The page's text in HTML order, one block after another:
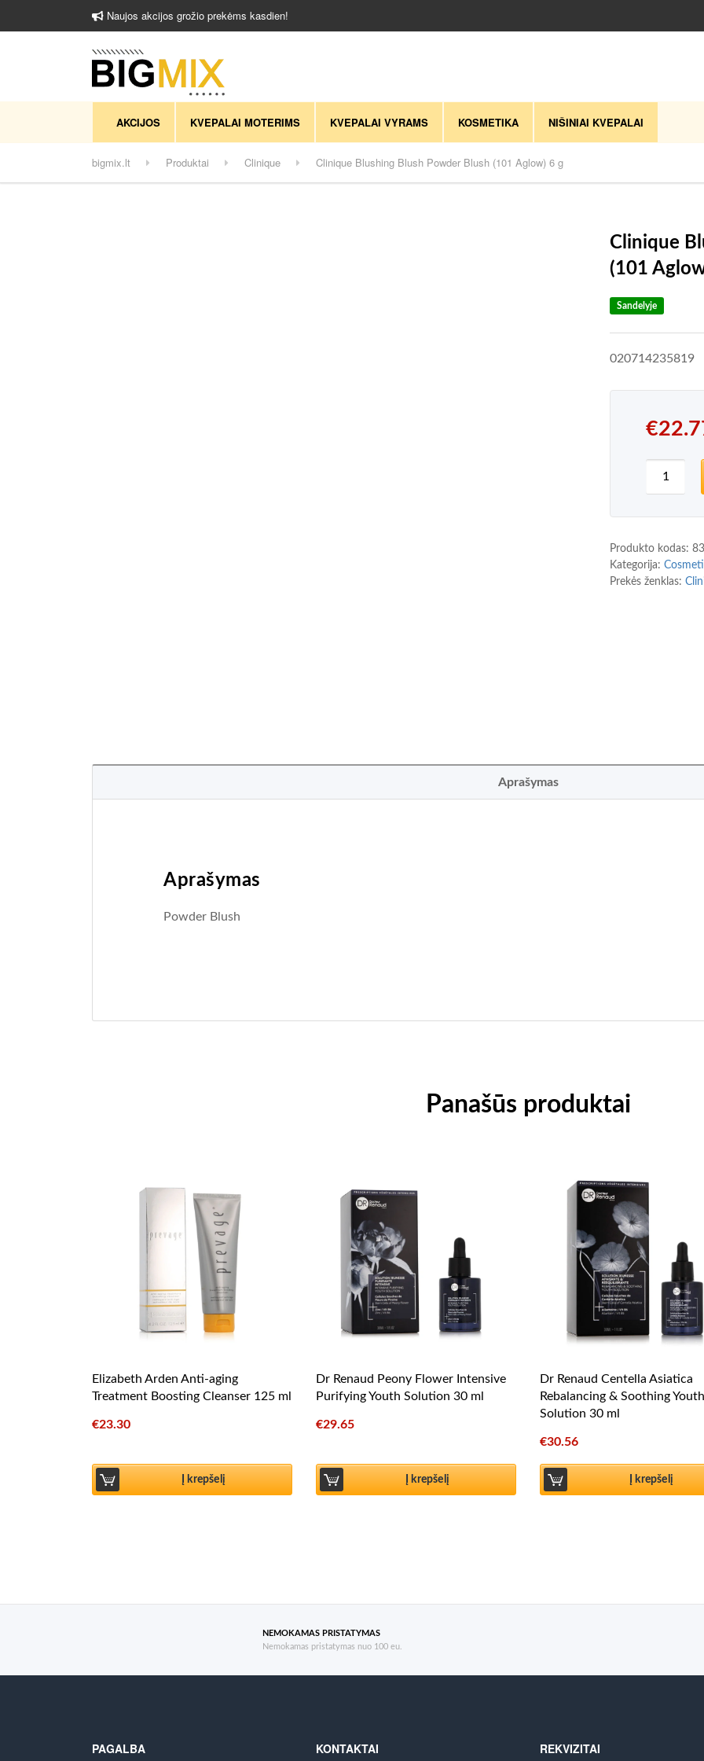
Naujos akcijos grožio prekėms kasdien!
AKCIJOS KVEPALAI MOTERIMS KVEPALAI VYRAMS KOSMETIKA NIŠINIAI KVEPALAI
bigmix.lt Produktai Clinique Clinique Blushing Blush Powder Blush (101 Aglow) 6 g
Clinique
(101
Sandelyje
020714235819
€
Produkto kodas:
Kategorija:
Prekės ženklas:
Aprašymas
Aprašymas
Powder Blush
Panašūs produktai
Elizabeth Arden Anti-aging
Treatment Boosting Cleanser 125 ml
€23.30
Į krepšelį
Dr Renaud Peony Flower Intensive
Purifying Youth Solution 30 ml
€29.65
Į krepšelį
Dr Renaud Centella Asiatica
Rebalancing & Soothing Youth
Solution 30 ml
€30.56
Į krepšelį
NEMOKAMAS PRISTATYMAS
Nemokamas pristatymas nuo 100 eu.
PAGALBA KONTAKTAI REKVIZITAI